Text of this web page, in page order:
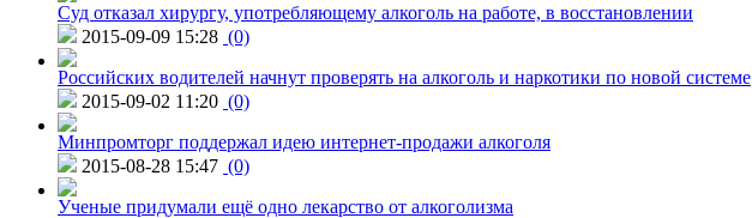
Суд отказал хирургу, употребляющему алкоголь на работе, в восстановлении
2015-09-09 15:28 (0)
Российских водителей начнут проверять на алкоголь и наркотики по новой системе
2015-09-02 11:20 (0)
Минпромторг поддержал идею интернет-продажи алкоголя
2015-08-28 15:47 (0)
Ученые придумали ещё одно лекарство от алкоголизма